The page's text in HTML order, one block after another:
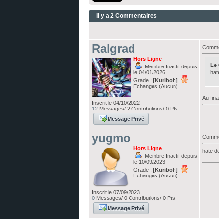
Il y a 2 Commentaires
Ralgrad
Hors Ligne
Membre Inactif depuis
le 04/01/2026
Grade : [Kuriboh]
Echanges (Aucun)
Inscrit le 04/10/2022
12 Messages/ 2 Contributions/ 0 Pts
Message Privé
Le
Au
yugmo
Hors Ligne
Membre Inactif depuis
le 10/09/2023
Grade : [Kuriboh]
Echanges (Aucun)
Inscrit le 07/09/2023
0 Messages/ 0 Contributions/ 0 Pts
Message Privé
hate